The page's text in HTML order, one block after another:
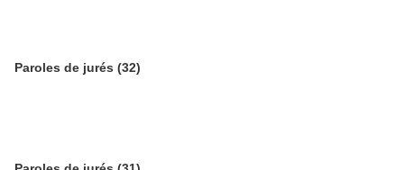
Paroles de jurés (32)